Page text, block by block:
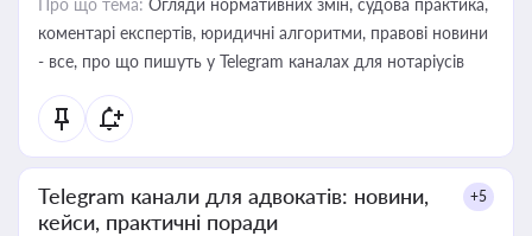
Про що тема: Огляди нормативних змін, судова практика,
коментарі експертів, юридичні алгоритми, правові новини
- все, про що пишуть у Telegram каналах для нотаріусів
Telegram канали для адвокатів: новини,
кейси, практичні поради
+5